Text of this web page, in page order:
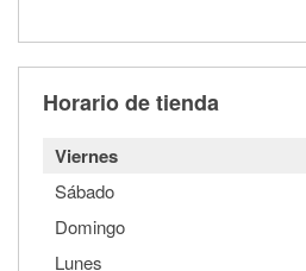
Horario de tienda
Viernes
Sábado
Domingo
Lunes